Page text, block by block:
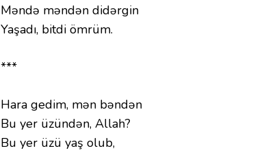
Məndə məndən didərgin
Yaşadı, bitdi ömrüm.
***
Hara gedim, mən bəndən
Bu yer üzündən, Allah?
Bu yer üzü yaş olub,